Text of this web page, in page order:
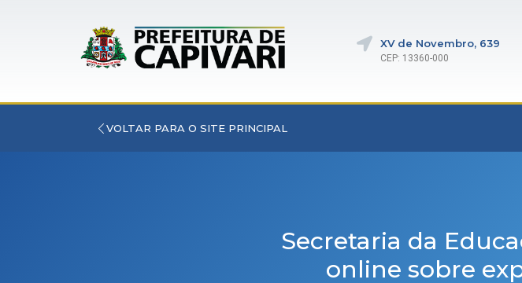
XV de Novembro, 639
CEP: 13360-000
VOLTAR PARA O SITE PRINCIPAL
Secretaria da
online sobre